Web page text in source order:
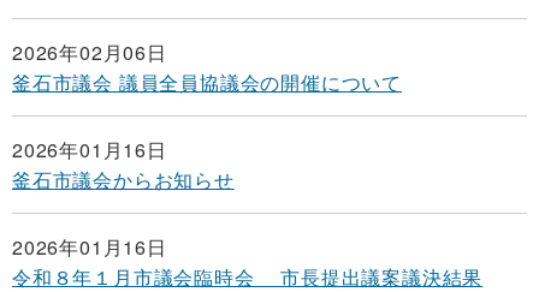
2026年02月06日
釜石市議会 議員全員協議会の開催について
2026年01月16日
釜石市議会からお知らせ
2026年01月16日
令和８年１月市議会臨時会 市長提出議案議決結果